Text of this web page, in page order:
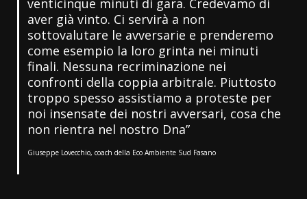
aver già vinto. Ci servirà a non
sottovalutare le avversarie e prenderemo
come esempio la loro grinta nei minuti
finali. Nessuna recriminazione nei
confronti della coppia arbitrale. Piuttosto
troppo spesso assistiamo a proteste per
noi insensate dei nostri avversari, cosa che
non rientra nel nostro Dna”
Giuseppe Lovecchio, coach della Eco Ambiente Sud Fasano